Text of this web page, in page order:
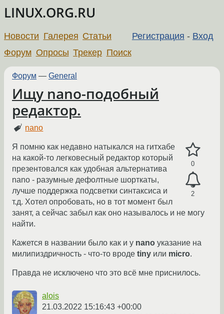
LINUX.ORG.RU
Регистрация - Вход
Новости Галерея Статьи
Форум Опросы Трекер Поиск
Форум — General
Ищу nano-подобный
редактор.
nano
0
2
Я помню как недавно натыкался на гитхабе
на какой-то легковесный редактор который
презентовался как удобная альтернатива
nano - разумные дефолтные шорткаты,
лучше поддержка подсветки синтаксиса и
т.д. Хотел опробовать, но в тот момент был
занят, а сейчас забыл как оно называлось и не могу
найти.
Кажется в названии было как и у nano указание на
милипиздричность - что-то вроде tiny или micro.
Правда не исключено что это всё мне приснилось.
alois
21.03.2022 15:16:43 +00:00